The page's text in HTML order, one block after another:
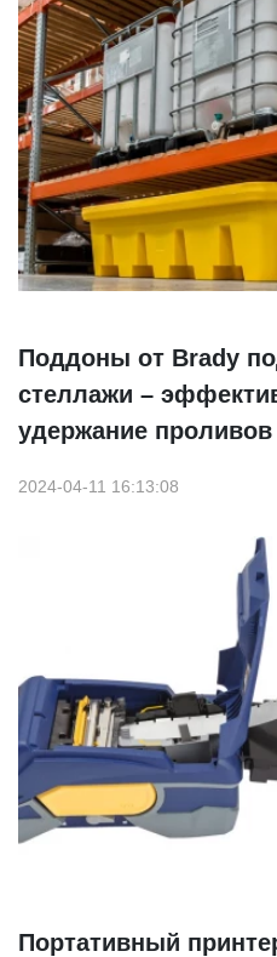
Поддоны от Brady
стеллажи –
удержание проливов
2024-04-11 16:13:08
Портативный